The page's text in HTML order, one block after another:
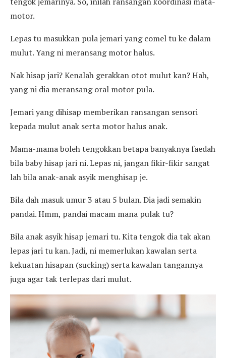
motor.
Lepas tu masukkan pula jemari yang comel tu ke dalam
mulut. Yang ni meransang motor halus.
Nak hisap jari? Kenalah gerakkan otot mulut kan? Hah,
yang ni dia meransang oral motor pula.
Jemari yang dihisap memberikan ransangan sensori
kepada mulut anak serta motor halus anak.
Mama-mama boleh tengokkan betapa banyaknya faedah
bila baby hisap jari ni. Lepas ni, jangan fikir-fikir sangat
lah bila anak-anak asyik menghisap je.
Bila dah masuk umur 3 atau 5 bulan. Dia jadi semakin
pandai. Hmm, pandai macam mana pulak tu?
Bila anak asyik hisap jemari tu. Kita tengok dia tak akan
lepas jari tu kan. Jadi, ni memerlukan kawalan serta
kekuatan hisapan (sucking) serta kawalan tangannya
juga agar tak terlepas dari mulut.